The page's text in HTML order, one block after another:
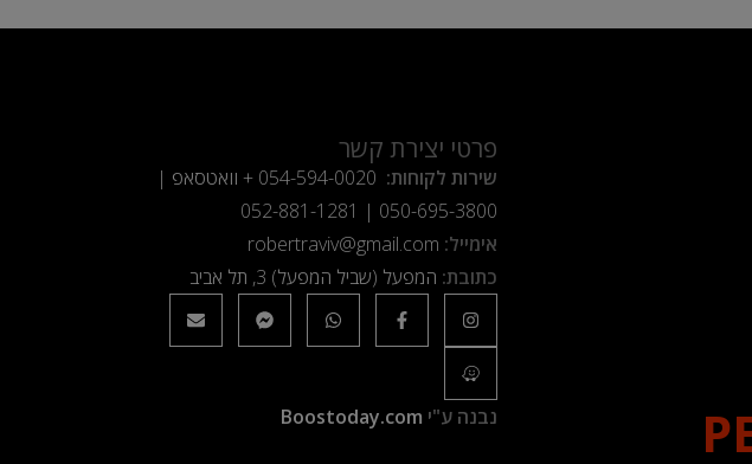
פרטי יצירת קשר
שירות לקוחות: 054-594-0020 + וואטסאפ |
050-695-3800
|
052-881-1281
אימייל: robertraviv@gmail.com
כתובת: המפעל (שביל המפעל) 3, תל אביב
נבנה ע"י Boostoday.com